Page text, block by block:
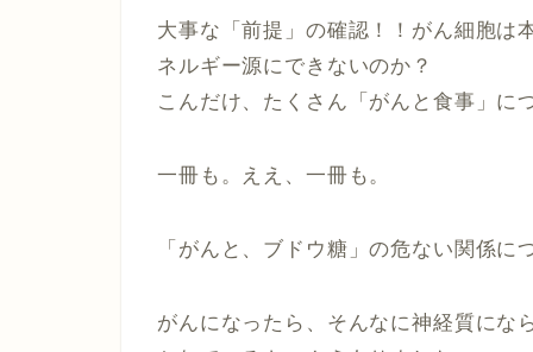
大事な「前提」の確認！！がん細胞は
ネルギー源にできないのか？
こんだけ、たくさん「がんと食事」に
一冊も。ええ、一冊も。
「がんと、ブドウ糖」の危ない関係
がんになったら、そんなに神経質にな